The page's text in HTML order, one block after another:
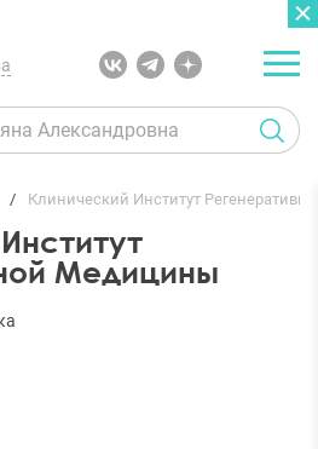
Клинический Институт
Медицины